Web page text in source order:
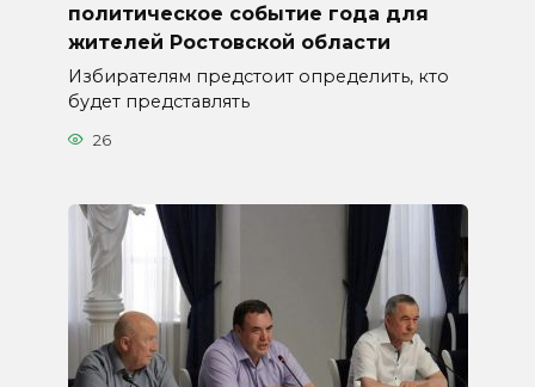
политическое событие года для
жителей Ростовской области
Избирателям предстоит определить, кто
будет представлять
26